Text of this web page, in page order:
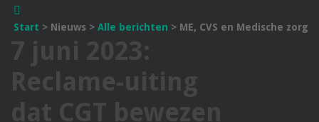
Start > Nieuws > Alle berichten > ME, CVS en Medische zorg
7 juni 2023:
Reclame-uiting
dat CGT bewezen